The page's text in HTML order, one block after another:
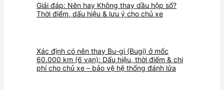
Giải đáp: Nên hay Không thay dầu hộp số?
Thời điểm, dấu hiệu & lưu ý cho chủ xe
Xác định có nên thay Bu-gi (Bugi) ở mốc
60.000 km (6 vạn): Dấu hiệu, thời điểm & chi
phí cho chủ xe – bảo vệ hệ thống đánh lửa